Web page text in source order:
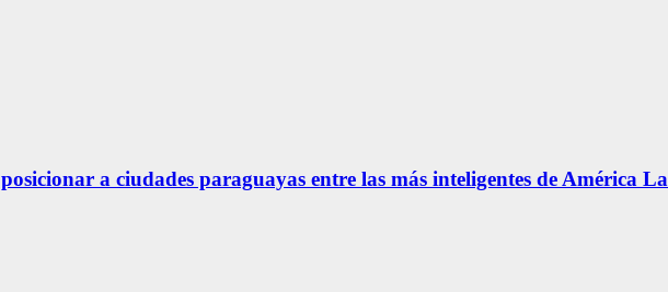
a ciudades paraguayas entre las más inteligentes de América